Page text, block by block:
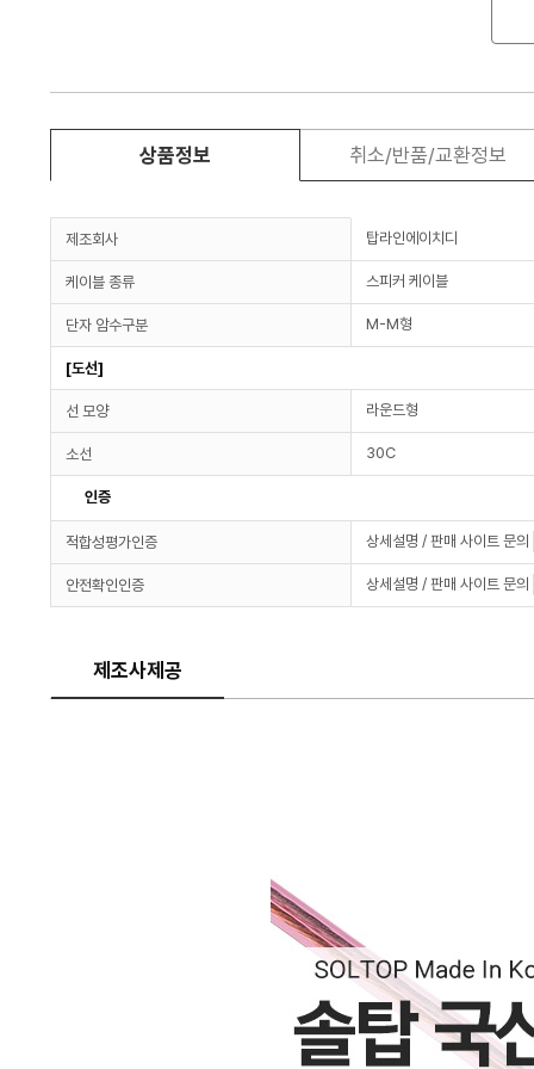
상품정보 취소/반품/교환정보
제조회사 탑라인에이치디
케이블 종류 스피커 케이블
단자 암수구분 M-M형
[도선]
선 모양 라운드형
소선 30C
인증
적합성평가인증 상세설명 / 판매 사이트 문의
안전확인인증 상세설명 / 판매 사이트 문의
제조사제공